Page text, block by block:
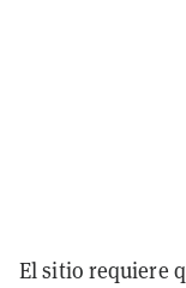
El sitio requiere